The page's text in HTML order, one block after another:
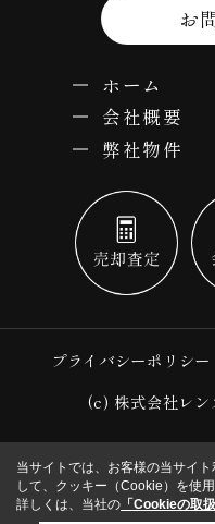
お
ホーム
会社概要
弊社物件
プライバシーポリシー
(c) 株式会社レ
当サイトでは、お客様の当サイ
して、クッキー（Cookie）を使用
詳しくは、当社の 「Cookieの取